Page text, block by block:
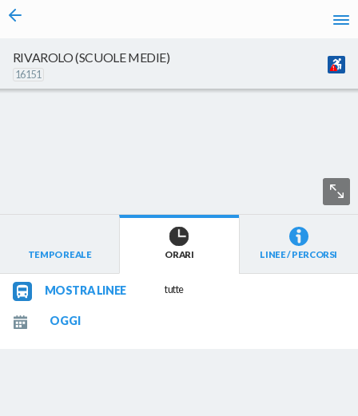
vai al contenuto
Caricamento in corso...